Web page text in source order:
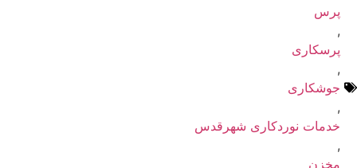
پرس
پرسکاری
جوشکاری
خدمات نوردکاری شهرقدس
مخزن